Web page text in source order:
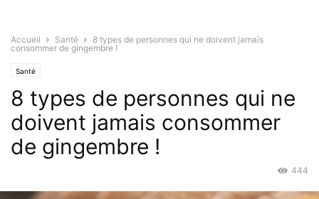
Accueil Santé
8 types de personnes qui ne doivent jamais
consommer de gingembre !
Santé
8 types de personnes qui ne
doivent jamais consommer
de gingembre !
444